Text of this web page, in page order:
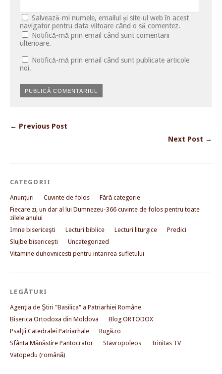
Salvează-mi numele, emailul și site-ul web în acest
navigator pentru data viitoare când o să comentez.
Notifică-mă prin email când sunt comentarii
ulterioare.
Notifică-mă prin email când sunt publicate articole
noi.
← Previous Post
Next Post →
CATEGORII
Anunţuri Cuvinte de folos
Fără categorie
Fiecare zi, un dar al lui Dumnezeu-366 cuvinte de folos pentru toate
zilele anului
Imne bisericeşti
Lecturi biblice Lecturi liturgice
Predici
Slujbe bisericeşti
Uncategorized
Vitamine duhovnicesti pentru intarirea sufletului
LEGĂTURI
Agenţia de Ştiri "Basilica" a Patriarhiei Române
Biserica Ortodoxa din Moldova
Blog ORTODOX
Psalţii Catedralei Patriarhale
Rugă.ro
Sfânta Mănăstire Pantocrator
Stavropoleos
Trinitas TV
Vatopedu (română)